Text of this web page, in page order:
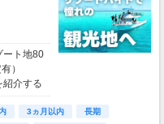
がありま
ート地80
）
介する
務地と異
3ヵ月以内
長期